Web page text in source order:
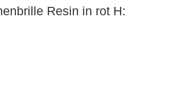
Resin in rot H: